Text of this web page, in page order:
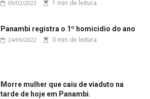
09/02/2023 1 min de leitura
Panambi registra o 1º homicídio do ano
24/09/2022 0 min de leitura
Morre mulher que caiu de viaduto na
tarde de hoje em Panambi.